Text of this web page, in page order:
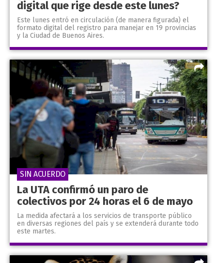
digital que rige desde este lunes?
Este lunes entró en circulación (de manera figurada) el
formato digital del registro para manejar en 19 provincias
y la Ciudad de Buenos Aires.
La UTA confirmó un paro de
colectivos por 24 horas el 6 de mayo
La medida afectará a los servicios de transporte público
en diversas regiones del país y se extenderá durante todo
este martes.
SIN ACUERDO